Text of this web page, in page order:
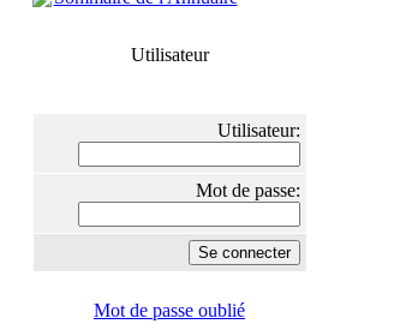
Utilisateur
Utilisateur:
Mot de passe:
Mot de passe oublié